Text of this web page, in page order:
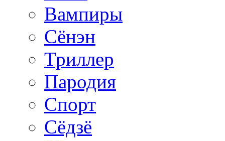
Вампиры
Сёнэн
Триллер
Пародия
Спорт
Сёдзё